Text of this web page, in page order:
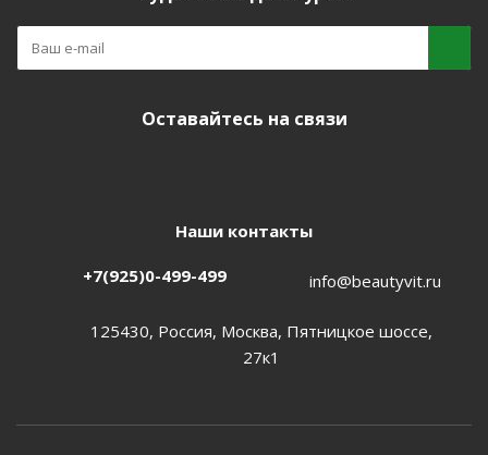
Оставайтесь на связи
Наши контакты
+7(925)0-499-499 info@beautyvit.ru
125430, Россия, Москва, Пятницкое шоссе,
27к1